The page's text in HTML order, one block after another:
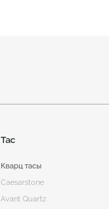
Тас
Кварц тасы
Caesarstone
Avant Quartz